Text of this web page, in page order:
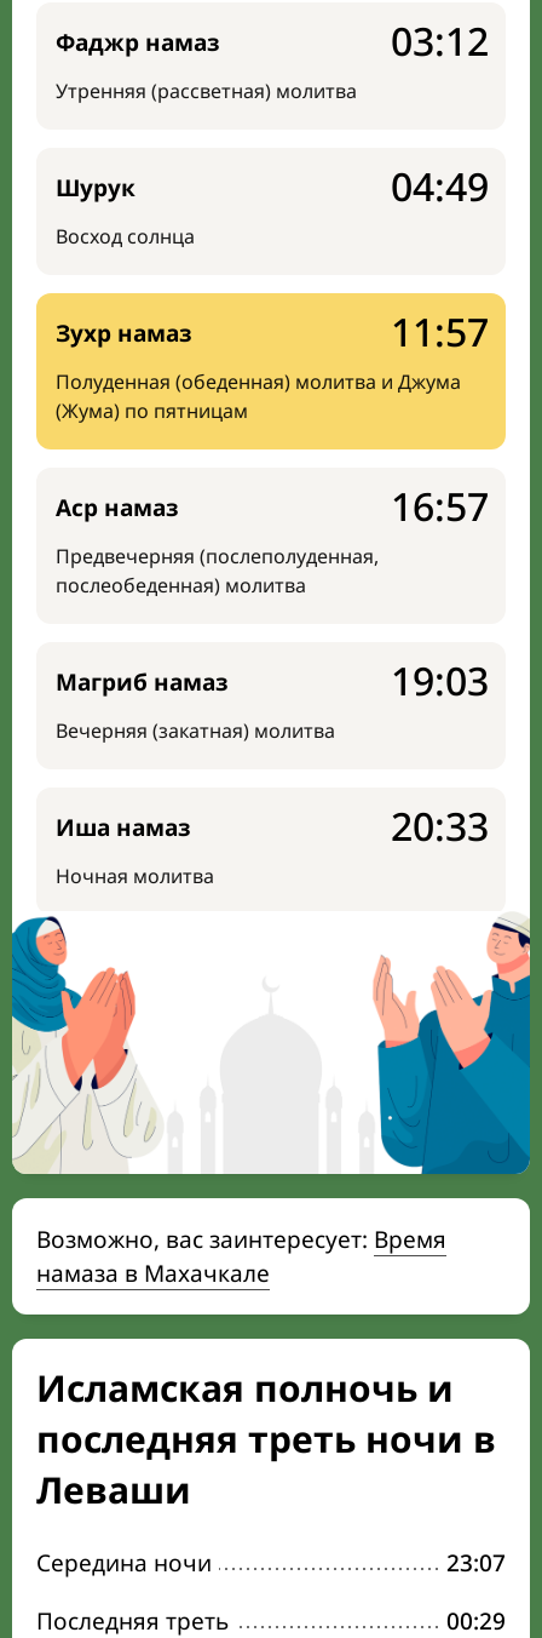
Фаджр намаз
Утренняя (рассветная) молитва
03:12
Шурук
Восход солнца
04:49
Зухр намаз
Полуденная (обеденная) молитва и Джума
(Жума) по пятницам
11:57
Аср намаз
Предвечерняя (послеполуденная,
послеобеденная) молитва
16:57
Магриб намаз
Вечерняя (закатная) молитва
19:03
Иша намаз
Ночная молитва
20:33
Возможно, вас заинтересует: Время
намаза в Махачкале
Исламская полночь и
последняя треть ночи в
Леваши
Середина ночи
23:07
Последняя треть
00:29